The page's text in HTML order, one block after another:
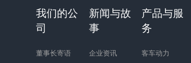
我们的公
司
董事长寄语
新闻与故
事
企业资讯
产品与服
务
客车动力